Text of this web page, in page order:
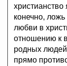
конечно,
любви в
отношению к
родных
прямо